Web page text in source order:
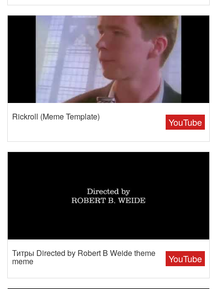
YouTube
Rickroll (Meme Template)
YouTube
Титры Directed by Robert B Weide theme
meme